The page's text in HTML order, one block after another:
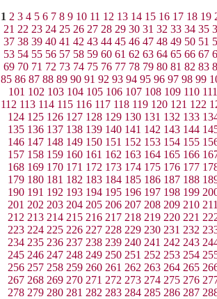
1 2 3 4 5 6 7 8 9 10 11 12 13 14 15 16 17 18 19
21 22 23 24 25 26 27 28 29 30 31 32 33 34 35
37 38 39 40 41 42 43 44 45 46 47 48 49 50 51
53 54 55 56 57 58 59 60 61 62 63 64 65 66 67
69 70 71 72 73 74 75 76 77 78 79 80 81 82 83
85 86 87 88 89 90 91 92 93 94 95 96 97 98 99
101 102 103 104 105 106 107 108 109 110 111
112 113 114 115 116 117 118 119 120 121 122
124 125 126 127 128 129 130 131 132 133
135 136 137 138 139 140 141 142 143 144
146 147 148 149 150 151 152 153 154 155
157 158 159 160 161 162 163 164 165 166
168 169 170 171 172 173 174 175 176 177
179 180 181 182 183 184 185 186 187 188
190 191 192 193 194 195 196 197 198 199
201 202 203 204 205 206 207 208 209 210
212 213 214 215 216 217 218 219 220 221
223 224 225 226 227 228 229 230 231 232
234 235 236 237 238 239 240 241 242 243
245 246 247 248 249 250 251 252 253 254
256 257 258 259 260 261 262 263 264 265
267 268 269 270 271 272 273 274 275 276
278 279 280 281 282 283 284 285 286 287